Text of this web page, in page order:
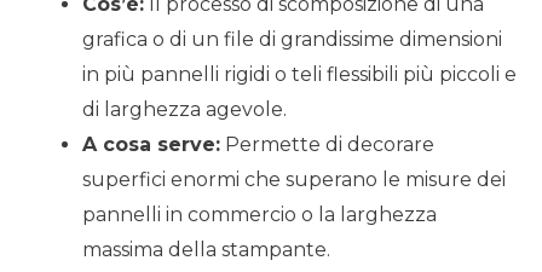
grafica o di un file di grandissime dimensioni
in più pannelli rigidi o teli flessibili più piccoli e
di larghezza agevole.
A cosa serve: Permette di decorare
superfici enormi che superano le misure dei
pannelli in commercio o la larghezza
massima della stampante.